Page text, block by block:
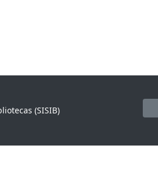
(SISIB)